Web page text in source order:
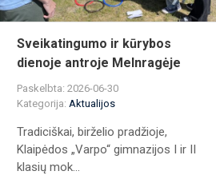
Sveikatingumo ir kūrybos
dienoje antroje Melnragėje
Paskelbta: 2026-06-30
Kategorija:Aktualijos
Tradiciškai, birželio pradžioje,
Klaipėdos „Varpo“ gimnazijos I ir II
klasių mok...